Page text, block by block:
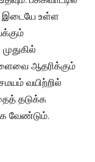
இடையே உள்ள
ஆதரிக்கும்
வயிற்றில்
தடுக்க
வேண்டும்.